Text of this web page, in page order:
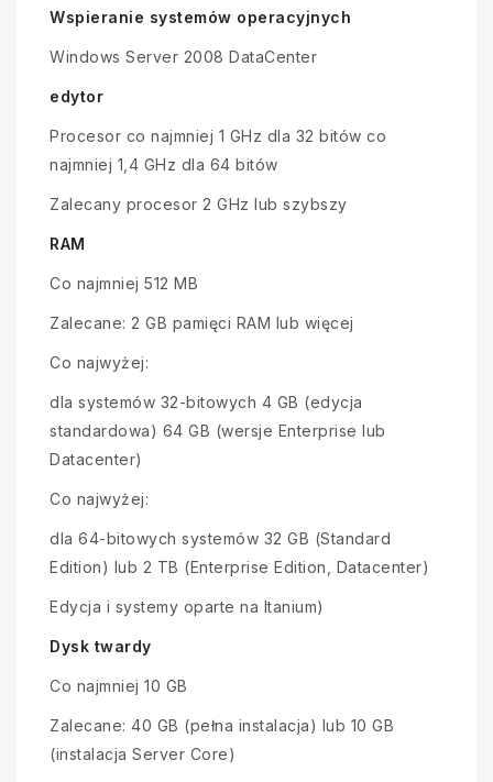
Wspieranie systemów operacyjnych
Windows Server 2008 DataCenter
edytor
Procesor co najmniej 1 GHz dla 32 bitów co
najmniej 1,4 GHz dla 64 bitów
Zalecany procesor 2 GHz lub szybszy
RAM
Co najmniej 512 MB
Zalecane: 2 GB pamięci RAM lub więcej
Co najwyżej:
dla systemów 32-bitowych 4 GB (edycja
standardowa) 64 GB (wersje Enterprise lub
Datacenter)
Co najwyżej:
dla 64-bitowych systemów 32 GB (Standard
Edition) lub 2 TB (Enterprise Edition, Datacenter)
Edycja i systemy oparte na Itanium)
Dysk twardy
Co najmniej 10 GB
Zalecane: 40 GB (pełna instalacja) lub 10 GB
(instalacja Server Core)